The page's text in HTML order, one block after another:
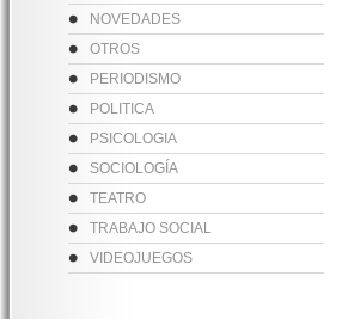
NOVEDADES
OTROS
PERIODISMO
POLITICA
PSICOLOGIA
SOCIOLOGÍA
TEATRO
TRABAJO SOCIAL
VIDEOJUEGOS